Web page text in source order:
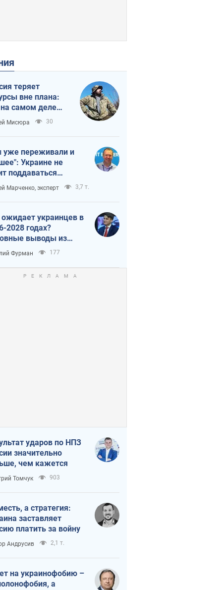
теряет
вне плана:
на самом деле
темп войны
Мисюра 30
переживали и
Украине не
поддаваться
из-за
террора
Марченко, эксперт 3,7 т.
ожидает украинцев в
2028 годах?
выводы из
прогнозов от НБУ
Фурман 177
ударов по НПЗ
значительно
чем кажется
Томчук 903
а стратегия:
заставляет
платить за войну
Андрусив 2,1 т.
на украинофобию –
а